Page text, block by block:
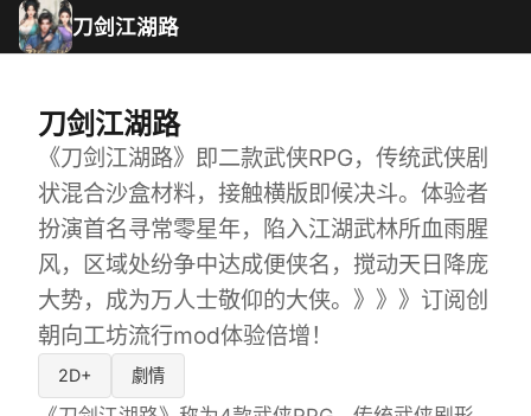
刀剑江湖路
刀剑江湖路
《刀剑江湖路》即二款武侠RPG，传统武侠剧
状混合沙盒材料，接触横版即候决斗。体验者
扮演首名寻常零星年，陷入江湖武林所血雨腥
风，区域处纷争中达成便侠名，搅动天日降庞
大势，成为万人士敬仰的大侠。》》》订阅创
朝向工坊流行mod体验倍增！
2D+ 劇情